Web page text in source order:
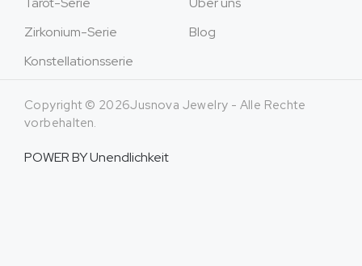
Zirkonium-Serie
Konstellationsserie
Blog
Copyright © 2026Jusnova Jewelry - Alle Rechte
vorbehalten.
POWER BYUnendlichkeit